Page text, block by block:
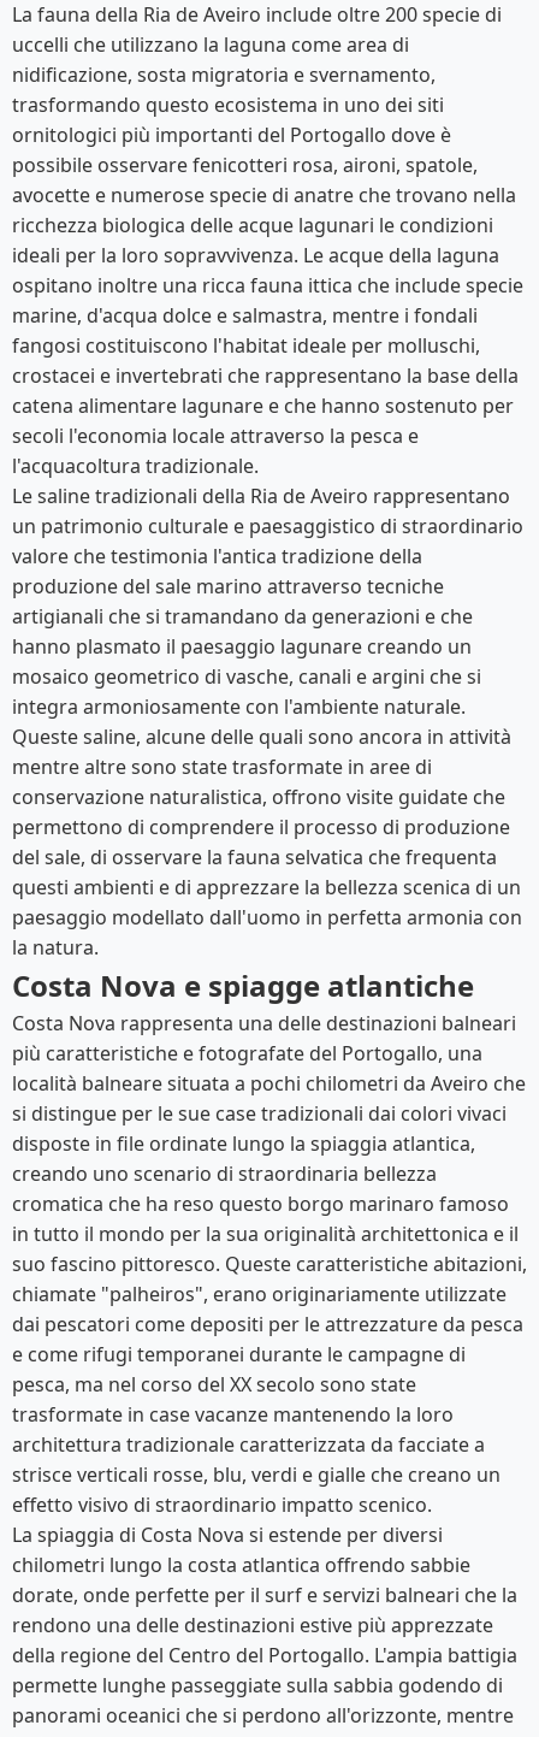
La fauna della Ria de Aveiro include oltre 200 specie di
uccelli che utilizzano la laguna come area di
nidificazione, sosta migratoria e svernamento,
trasformando questo ecosistema in uno dei siti
ornitologici più importanti del Portogallo dove è
possibile osservare fenicotteri rosa, aironi, spatole,
avocette e numerose specie di anatre che trovano nella
ricchezza biologica delle acque lagunari le condizioni
ideali per la loro sopravvivenza. Le acque della laguna
ospitano inoltre una ricca fauna ittica che include specie
marine, d'acqua dolce e salmastra, mentre i fondali
fangosi costituiscono l'habitat ideale per molluschi,
crostacei e invertebrati che rappresentano la base della
catena alimentare lagunare e che hanno sostenuto per
secoli l'economia locale attraverso la pesca e
l'acquacoltura tradizionale.
Le saline tradizionali della Ria de Aveiro rappresentano
un patrimonio culturale e paesaggistico di straordinario
valore che testimonia l'antica tradizione della
produzione del sale marino attraverso tecniche
artigianali che si tramandano da generazioni e che
hanno plasmato il paesaggio lagunare creando un
mosaico geometrico di vasche, canali e argini che si
integra armoniosamente con l'ambiente naturale.
Queste saline, alcune delle quali sono ancora in attività
mentre altre sono state trasformate in aree di
conservazione naturalistica, offrono visite guidate che
permettono di comprendere il processo di produzione
del sale, di osservare la fauna selvatica che frequenta
questi ambienti e di apprezzare la bellezza scenica di un
paesaggio modellato dall'uomo in perfetta armonia con
la natura.
Costa Nova e spiagge atlantiche
Costa Nova rappresenta una delle destinazioni balneari
più caratteristiche e fotografate del Portogallo, una
località balneare situata a pochi chilometri da Aveiro che
si distingue per le sue case tradizionali dai colori vivaci
disposte in file ordinate lungo la spiaggia atlantica,
creando uno scenario di straordinaria bellezza
cromatica che ha reso questo borgo marinaro famoso
in tutto il mondo per la sua originalità architettonica e il
suo fascino pittoresco. Queste caratteristiche abitazioni,
chiamate "palheiros", erano originariamente utilizzate
dai pescatori come depositi per le attrezzature da pesca
e come rifugi temporanei durante le campagne di
pesca, ma nel corso del XX secolo sono state
trasformate in case vacanze mantenendo la loro
architettura tradizionale caratterizzata da facciate a
strisce verticali rosse, blu, verdi e gialle che creano un
effetto visivo di straordinario impatto scenico.
La spiaggia di Costa Nova si estende per diversi
chilometri lungo la costa atlantica offrendo sabbie
dorate, onde perfette per il surf e servizi balneari che la
rendono una delle destinazioni estive più apprezzate
della regione del Centro del Portogallo. L'ampia battigia
permette lunghe passeggiate sulla sabbia godendo di
panorami oceanici che si perdono all'orizzonte, mentre